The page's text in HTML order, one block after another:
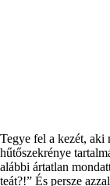
Tegye fel a kezét, aki
hűtőszekrénye
alábbi ártatlan
teát?!” És persze